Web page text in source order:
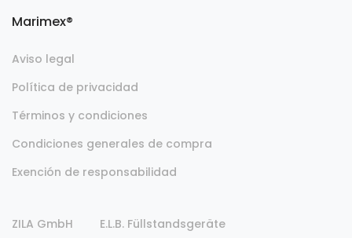
Marimex®
Aviso legal
Política de privacidad
Términos y condiciones
Condiciones generales de compra
Exención de responsabilidad
ZILA GmbH E.L.B. Füllstandsgeräte